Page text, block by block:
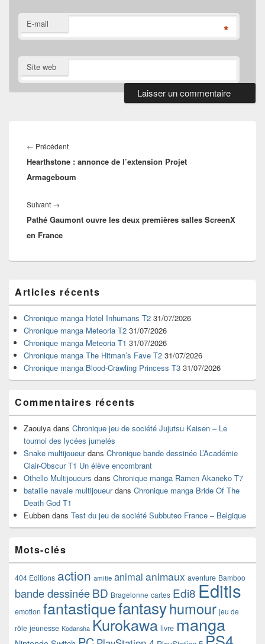
E-mail *
Site web
de
l’article
← PrécédentArticle
précédent :
Hearthstone : annonce de l’extension Projet
Armageboum
Suivant →
suivant :
Pathé Gaumont ouvre les deux premières salles ScreenX
en France
principale
de
widget
pour
barre
latérale
Articles récents
Chronique manga Hotel Inhumans T2 31/07/2026
Chronique manga Meteoria T2 31/07/2026
Chronique manga Meteoria T1 31/07/2026
Chronique manga The Hitman’s Fave T2 31/07/2026
Chronique manga Blood-Crawling Princess T3 31/07/2026
Commentaires récents
Zaouiya dans Chronique jeu de société Jujutsu Kaisen – Le
tournoi des lycées jumelés
Snake multijoueurdans Chronique bande dessinée L’Académie
Clair-Obscur T1 Un élève encombrant
Othello Multijoueurs dans Chronique manga Ramen Akaneko T7
bataille navale multijoueurdans Chronique manga Bride Of The
Death God T1
Eubben dans Test du jeu de société Subbuteo France – Belgique
Mots-clés
404 Editions action amitie animal animaux aventure Bamboo
bande dessinéeBD Bragelonne cartes Edi8 Editis
emotion fantastiquefantasyhumour jeu de
rôle jeunesse Kodansha Kurokawa livre manga